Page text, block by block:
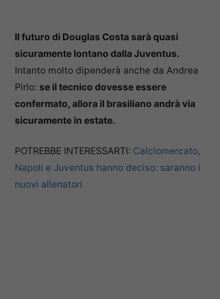
Il futuro di Douglas Costa sarà quasi
sicuramente lontano dalla Juventus.
Intanto molto dipenderà anche da Andrea
Pirlo: se il tecnico dovesse essere
confermato, allora il brasiliano andrà via
sicuramente in estate.
POTREBBE INTERESSARTI: Calciomercato,
Napoli e Juventus hanno deciso: saranno i
nuovi allenatori